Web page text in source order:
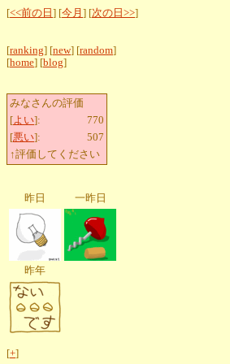
[<<前の日 ] [今月 ] [次の日>>]
[ranking] [new] [random]
[home] [blog]
みなさんの評価
[よい]:
770
[悪い]:
507
↑評価してください
昨日 一昨日
昨年
[+]